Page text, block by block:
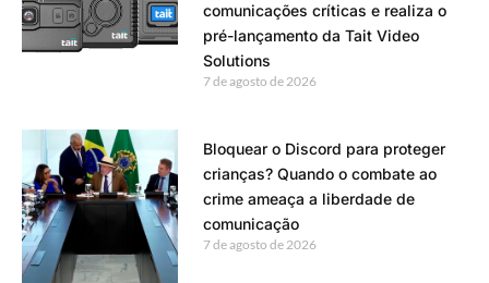
comunicações críticas e realiza o
pré-lançamento da Tait Video
Solutions
7 de agosto de 2026
Bloquear o Discord para proteger
crianças? Quando o combate ao
crime ameaça a liberdade de
comunicação
7 de agosto de 2026